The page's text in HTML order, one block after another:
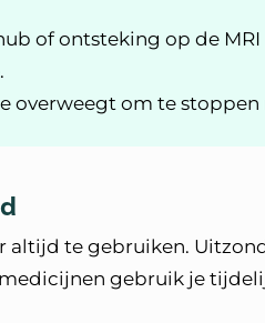
of ontsteking op de
overweegt om te
altijd te gebruiken.
medicijnen gebruik je